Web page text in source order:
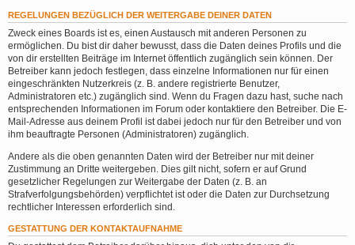
REGELUNGEN BEZÜGLICH DER WEITERGABE DEINER DATEN
Zweck eines Boards ist es, einen Austausch mit anderen Personen zu
ermöglichen. Du bist dir daher bewusst, dass die Daten deines Profils und die
von dir erstellten Beiträge im Internet öffentlich zugänglich sein können. Der
Betreiber kann jedoch festlegen, dass einzelne Informationen nur für einen
eingeschränkten Nutzerkreis (z. B. andere registrierte Benutzer,
Administratoren etc.) zugänglich sind. Wenn du Fragen dazu hast, suche nach
entsprechenden Informationen im Forum oder kontaktiere den Betreiber. Die E-
Mail-Adresse aus deinem Profil ist dabei jedoch nur für den Betreiber und von
ihm beauftragte Personen (Administratoren) zugänglich.
Andere als die oben genannten Daten wird der Betreiber nur mit deiner
Zustimmung an Dritte weitergeben. Dies gilt nicht, sofern er auf Grund
gesetzlicher Regelungen zur Weitergabe der Daten (z. B. an
Strafverfolgungsbehörden) verpflichtet ist oder die Daten zur Durchsetzung
rechtlicher Interessen erforderlich sind.
GESTATTUNG DER KONTAKTAUFNAHME